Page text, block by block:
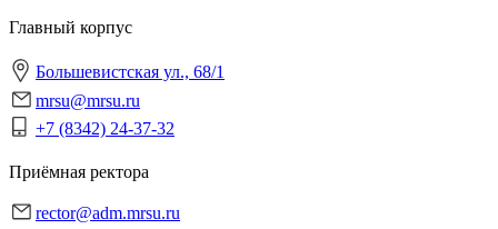
Главный корпус
Большевистская ул., 68/1
mrsu@mrsu.ru
+7 (8342) 24-37-32
Приёмная ректора
rector@adm.mrsu.ru